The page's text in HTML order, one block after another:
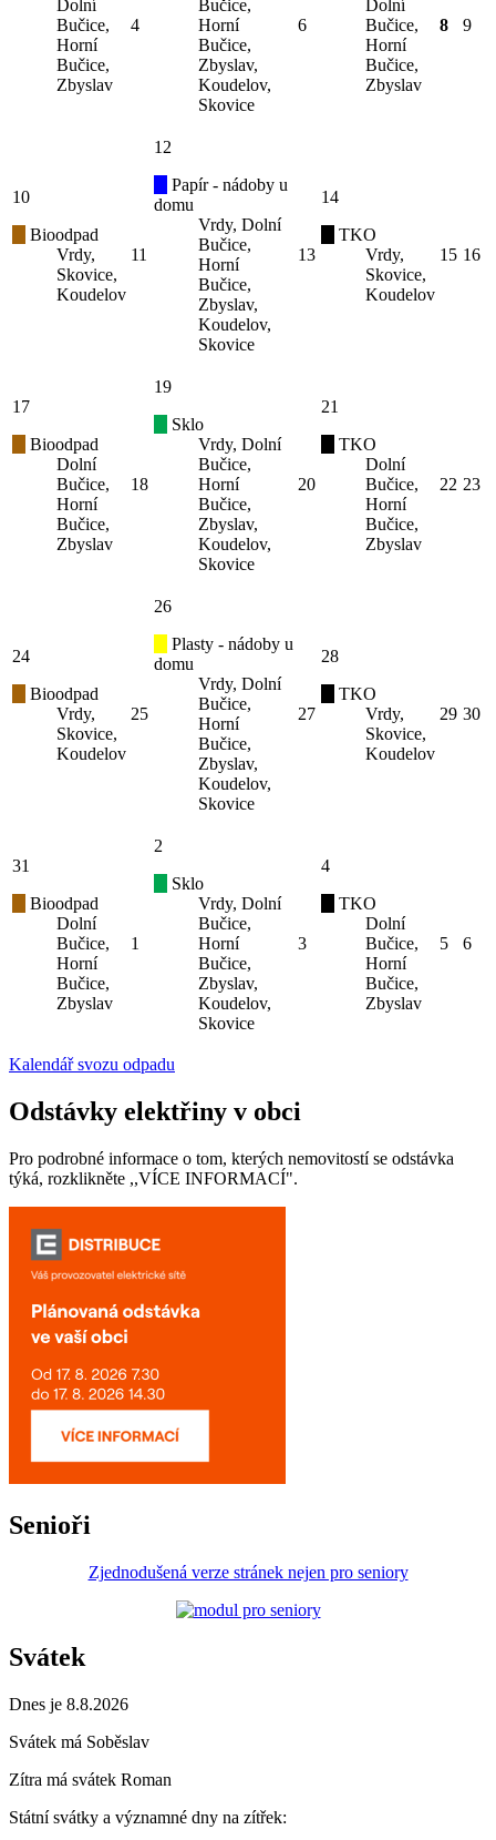
Dolní
Bučice,
Horní
Bučice,
Zbyslav
4
Bučice,
Horní
Bučice,
Zbyslav,
Koudelov,
Skovice
6
Dolní
Bučice,
Horní
Bučice,
Zbyslav
8 9
10
Bioodpad
Vrdy,
Skovice,
Koudelov
11
12
Papír - nádoby u
domu
Vrdy, Dolní
Bučice,
Horní
Bučice,
Zbyslav,
Koudelov,
Skovice
13
14
TKO
Vrdy,
Skovice,
Koudelov
15 16
17
Bioodpad
Dolní
Bučice,
Horní
Bučice,
Zbyslav
18
19
Sklo
Vrdy, Dolní
Bučice,
Horní
Bučice,
Zbyslav,
Koudelov,
Skovice
20
21
TKO
Dolní
Bučice,
Horní
Bučice,
Zbyslav
22 23
24
Bioodpad
Vrdy,
Skovice,
Koudelov
25
26
Plasty - nádoby u
domu
Vrdy, Dolní
Bučice,
Horní
Bučice,
Zbyslav,
Koudelov,
Skovice
27
28
TKO
Vrdy,
Skovice,
Koudelov
29 30
31
Bioodpad
Dolní
Bučice,
Horní
Bučice,
Zbyslav
1
2
Sklo
Vrdy, Dolní
Bučice,
Horní
Bučice,
Zbyslav,
Koudelov,
Skovice
3
4
TKO
Dolní
Bučice,
Horní
Bučice,
Zbyslav
5 6
Kalendář svozu odpadu
Odstávky elektřiny v obci
Pro podrobné informace o tom, kterých nemovitostí se odstávka
týká, rozklikněte ,,VÍCE INFORMACÍ".
Senioři
Zjednodušená verze stránek nejen pro seniory
Svátek
Dnes je 8.8.2026
Svátek má Soběslav
Zítra má svátek Roman
Státní svátky a významné dny na zítřek: